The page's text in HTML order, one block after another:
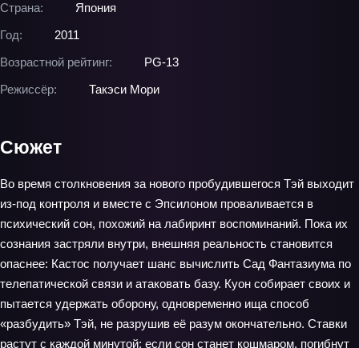
Страна:
Япония
Год:
2011
Возрастной рейтинг:
PG-13
Режиссёр:
Такэси Мори
Сюжет
Во время столкновения за нового пробудившегося Тэй выходит
из-под контроля и вместе с Эпсилоном проваливается в
психический сон, похожий на лабиринт воспоминаний. Пока их
сознания застряли внутри, внешняя реальность становится
опаснее: Кастос получает шанс вычислить Сад Фантазиума по
телепатической связи и атаковать базу. Куон собирает своих и
пытается удержать оборону, одновременно ища способ
«разбудить» Тэй, не разрушив её разум окончательно. Ставки
растут с каждой минутой: если сон станет кошмаром, погибнут